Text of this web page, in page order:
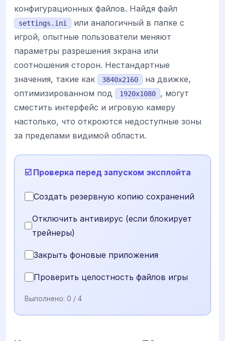
конфигурационных файлов. Найдя файл
settings.ini
или аналогичный в папке с
игрой, опытные пользователи меняют
параметры разрешения экрана или
соотношения сторон. Нестандартные
значения, такие как
3840x2160
на движке,
оптимизированном под
1920x1080
, могут
сместить интерфейс и игровую камеру
настолько, что откроются недоступные зоны
за пределами видимой области.
☑️ Проверка перед запуском эксплойта
Создать резервную копию сохранений
Отключить антивирус (если блокирует
трейнеры)
Закрыть фоновые приложения
Проверить целостность файлов игры
Выполнено: 0 / 4